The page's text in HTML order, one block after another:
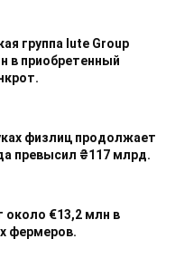
группа Iute Group
в приобретенный
физлиц продолжает
превысил ₴117 млрд.
около €13,2 млн в
фермеров.